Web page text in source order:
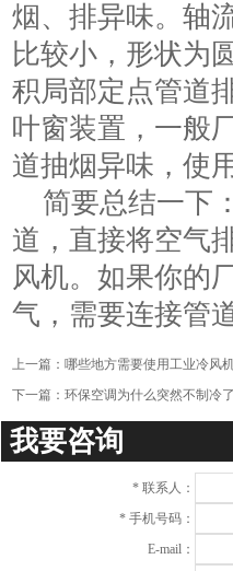
烟、排异味。轴
比较小，形状为
积局部定点管道
叶窗装置，一般
道抽烟异味，使
简要总结一下
道，直接将空气
风机。如果你的
气，需要连接管
上一篇： 哪些地方需要使用工业冷风
下一篇： 环保空调为什么突然不制冷
我要咨询
* 联系人：
* 手机号码：
E-mail：